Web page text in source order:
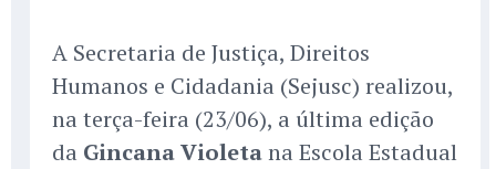
A Secretaria de Justiça, Direitos
Humanos e Cidadania (Sejusc) realizou,
na terça-feira (23/06), a última edição
da Gincana Violetana Escola Estadual